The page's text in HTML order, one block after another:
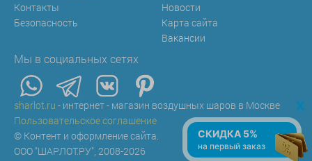
Контакты
Безопасность
Новости
Карта сайта
Вакансии
Мы в социальных сетях
sharlot.ru - интернет - магазин воздушных шаров в Москве
Пользовательское соглашение
© Контент и оформление сайта.
ООО "ШАРЛОТ.РУ", 2008-2026
x
СКИДКА 5%
на первый заказ